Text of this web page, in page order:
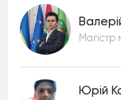
Юрій